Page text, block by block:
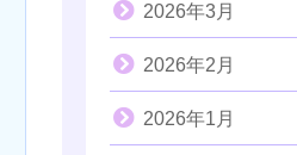
2026年3月
2026年2月
2026年1月